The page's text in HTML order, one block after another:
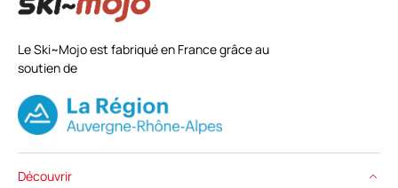
Le Ski~Mojo est fabriqué en France grâce au
soutien de
Découvrir